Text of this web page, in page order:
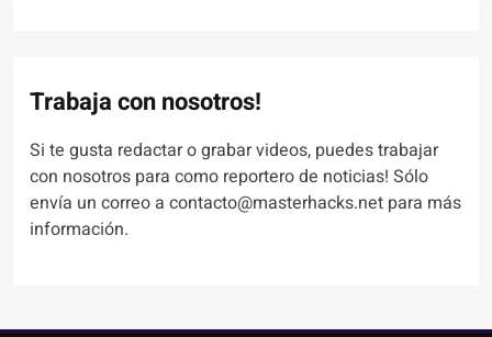
Trabaja con nosotros!
Si te gusta redactar o grabar videos, puedes trabajar
con nosotros para como reportero de noticias! Sólo
envía un correo a contacto@masterhacks.net para más
información.